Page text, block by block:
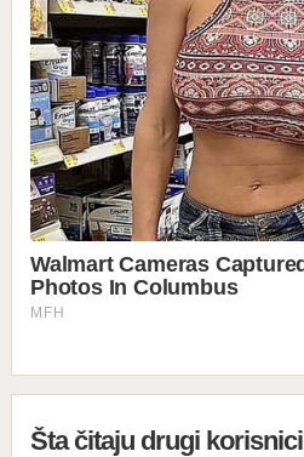
Šta čitaju drugi korisnici